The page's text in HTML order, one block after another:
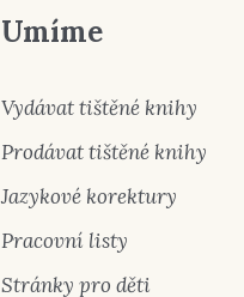
Umíme
Vydávat tištěné knihy
Prodávat tištěné knihy
Jazykové korektury
Pracovní listy
Stránky pro děti